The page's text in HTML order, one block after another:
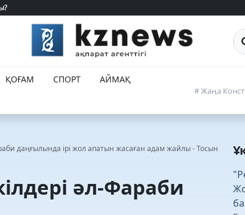
ҚОҒАМ СПОРТ
АЙМАҚ
# Жаңа
даңғылында ірі жол апатын жасаған адам жайлы - Тосын
әл-Фараби